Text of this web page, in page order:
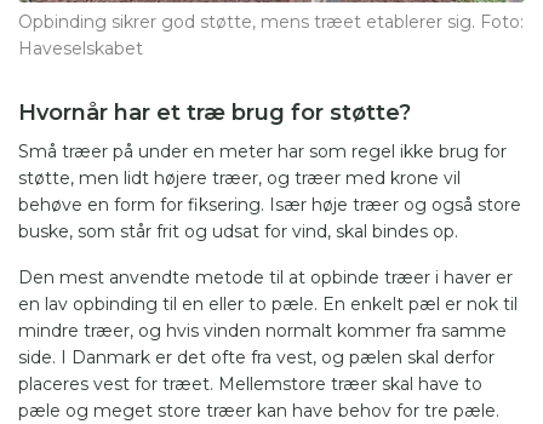
Opbinding sikrer god støtte, mens træet etablerer sig. Foto:
Haveselskabet
Hvornår har et træ brug for støtte?
Små træer på under en meter har som regel ikke brug for
støtte, men lidt højere træer, og træer med krone vil
behøve en form for fiksering. Især høje træer og også store
buske, som står frit og udsat for vind, skal bindes op.
Den mest anvendte metode til at opbinde træer i haver er
en lav opbinding til en eller to pæle. En enkelt pæl er nok til
mindre træer, og hvis vinden normalt kommer fra samme
side. I Danmark er det ofte fra vest, og pælen skal derfor
placeres vest for træet. Mellemstore træer skal have to
pæle og meget store træer kan have behov for tre pæle.